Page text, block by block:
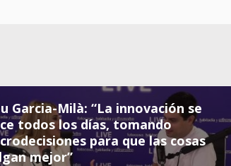
Garcia-Milà: “La innovación se
todos los días, tomando
para que las cosas
mejor”